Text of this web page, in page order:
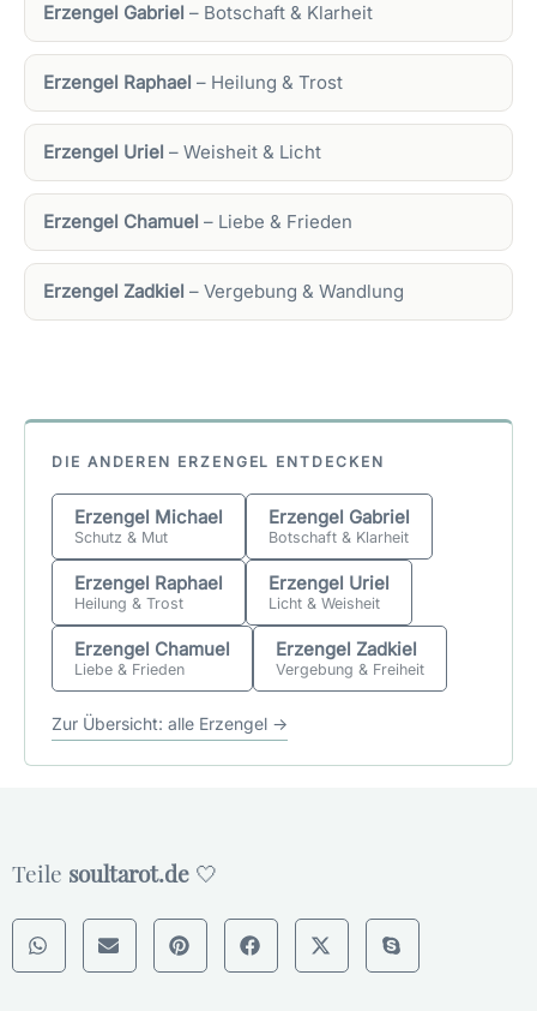
Erzengel Gabriel – Botschaft & Klarheit
Erzengel Raphael – Heilung & Trost
Erzengel Uriel – Weisheit & Licht
Erzengel Chamuel – Liebe & Frieden
Erzengel Zadkiel – Vergebung & Wandlung
DIE ANDEREN ERZENGEL ENTDECKEN
Erzengel Michael
Schutz & Mut
Erzengel Gabriel
Botschaft & Klarheit
Erzengel Raphael
Heilung & Trost
Erzengel Uriel
Licht & Weisheit
Erzengel Chamuel
Liebe & Frieden
Erzengel Zadkiel
Vergebung & Freiheit
Zur Übersicht: alle Erzengel →
Teile soultarot.de 🤍